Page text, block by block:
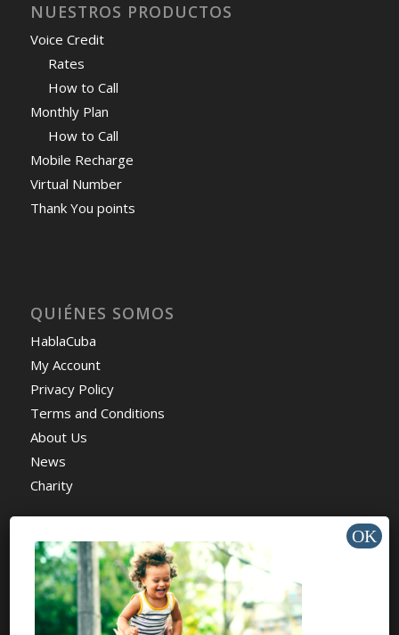
NUESTROS PRODUCTOS
Voice Credit
Rates
How to Call
Monthly Plan
How to Call
Mobile Recharge
Virtual Number
Thank You points
QUIÉNES SOMOS
HablaCuba
My Account
Privacy Policy
Terms and Conditions
About Us
News
Charity
AYUDA Y SOPORTE
Help Center